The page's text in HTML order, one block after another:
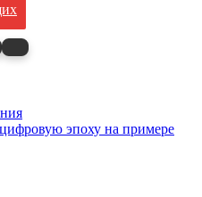
эпоху на примере